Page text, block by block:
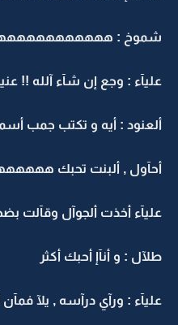
شموخ :
عليآء : وجع إن شآء آلله !!
ألعنود : أيه و تكتب جمب
أحآول , ألبنت تحبك
عليآء أخذت ألجوآل وقآلت
طلآل : و أنآإ أحبك أكثر
عليآء : ورآي درآسه , يلآ